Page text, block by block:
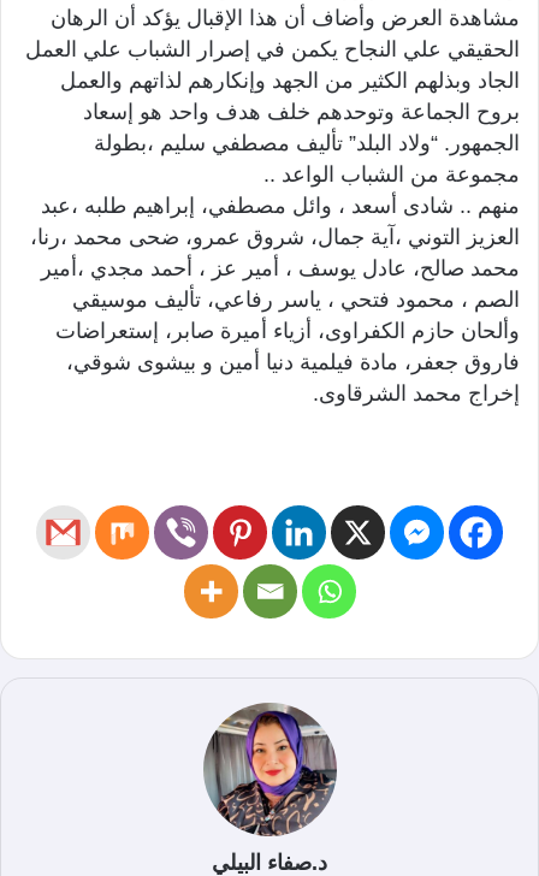
مشاهدة العرض وأضاف أن هذا الإقبال يؤكد أن الرهان
الحقيقي علي النجاح يكمن في إصرار الشباب علي العمل
الجاد وبذلهم الكثير من الجهد وإنكارهم لذاتهم والعمل
بروح الجماعة وتوحدهم خلف هدف واحد هو إسعاد
الجمهور. “ولاد البلد” تأليف مصطفي سليم ،بطولة
مجموعة من الشباب الواعد ..
منهم .. شادى أسعد ، وائل مصطفي، إبراهيم طلبه ،عبد
العزيز التوني ،آية جمال، شروق عمرو، ضحى محمد ،رنا،
محمد صالح، عادل يوسف ، أمير عز ، أحمد مجدي ،أمير
الصم ، محمود فتحي ، ياسر رفاعي، تأليف موسيقي
وألحان حازم الكفراوى، أزياء أميرة صابر، إستعراضات
فاروق جعفر، مادة فيلمية دنيا أمين و بيشوى شوقي،
إخراج محمد الشرقاوى.
د.صفاء البيلي